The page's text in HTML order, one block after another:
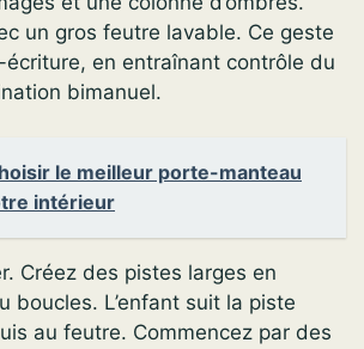
un gros feutre lavable. Ce geste
écriture, en entraînant contrôle du
bimanuel.
le meilleur porte-manteau
intérieur
Créez des pistes larges en
boucles. L’enfant suit la piste
au feutre. Commencez par des